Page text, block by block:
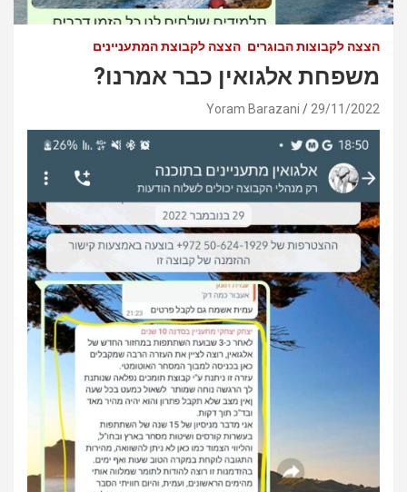
הצצה לקבוצות הבוגרים הצצה לקבוצת המתעניינים
משפחת אלגואין כבר אמרנו?
29/11/2022
Yoram Barazani